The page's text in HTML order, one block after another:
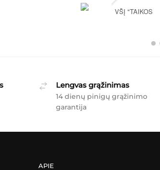
VŠĮ "TAIKOS
Lengvas grąžinimas
14 dienų pinigų grąžinimo
garantija
APIE